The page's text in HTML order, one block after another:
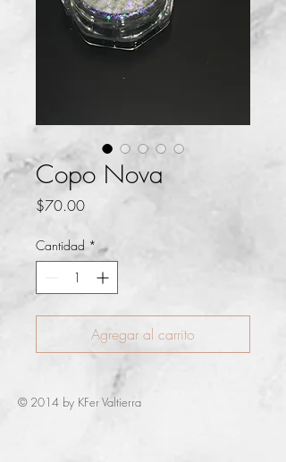
Copo Nova
$70.00Precio
Cantidad *
Agregar al carrito
© 2014 by KFer Valtierra